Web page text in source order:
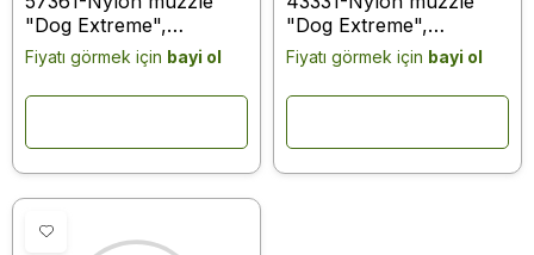
"Dog Extreme",
adjustable #3 (A:25-
34cm) (rottweiler, saint-
bernard, cane corso,
Fiyatı görmek için bayi ol
"Dog Extreme",
adjustable with D-ring #1
(A:14-20cm) ( black
Fiyatı görmek için bayi ol